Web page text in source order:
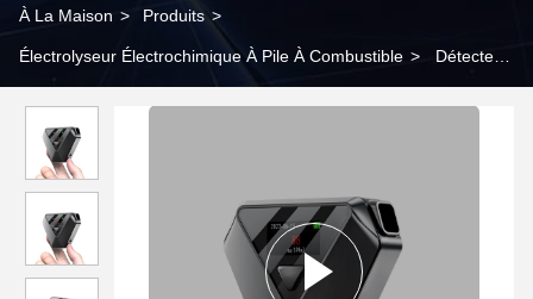
À La Maison > Produits >
Électrolyseur Électrochimique À Pile À Combustible > Détecteur